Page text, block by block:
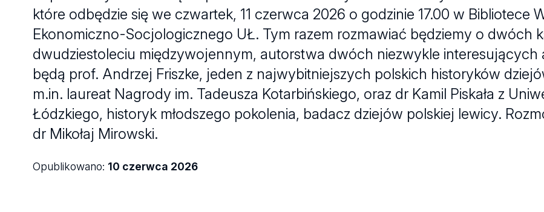
które odbędzie się we czwartek, 11 czerwca 2026 o godzinie 17.00 w Bibliotece
Ekonomiczno-Socjologicznego UŁ. Tym razem rozmawiać będziemy o dwóch
dwudziestoleciu międzywojennym, autorstwa dwóch niezwykle interesujących
będą prof. Andrzej Friszke, jeden z najwybitniejszych polskich historyków
m.in. laureat Nagrody im. Tadeusza Kotarbińskiego, oraz dr Kamil Piskała z
Łódzkiego, historyk młodszego pokolenia, badacz dziejów polskiej lewicy.
dr Mikołaj Mirowski.
Opublikowano: 10 czerwca 2026